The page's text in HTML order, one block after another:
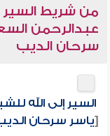
من شريط السير
عبدالرحمن
سرحان الديب
السير إلى الله
[ياسر سرحان